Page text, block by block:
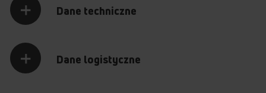
zawartość.Dane techniczne
Dane logistyczne